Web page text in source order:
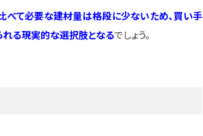
べて必要な建材量は格段に少ないため、買い手
れる現実的な選択肢となるでしょう。